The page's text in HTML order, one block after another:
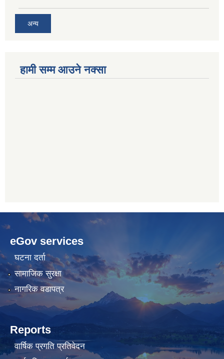
अन्य
हामी सम्म आउने नक्सा
betwild
cratosroyalbet
bahis
siteleri
hdasianporns.net
lunadark.org
bahis
siteleri
eGov services
घटना दर्ता
सामाजिक सुरक्षा
नागरिक वडापत्र
Reports
वार्षिक प्रगति प्रतिवेदन